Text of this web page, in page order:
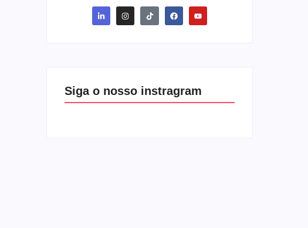
Siga o nosso instragram